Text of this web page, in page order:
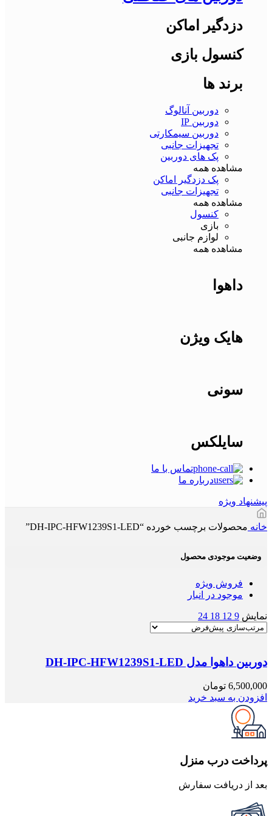
دزدگیر اماکن
کنسول بازی
برند ها
دوربین آنالوگ
دوربین IP
دوربین سیمکارتی
تجهیزات جانبی
پک های دوربین
مشاهده همه
پک دزدگیر اماکن
تجهیزات جانبی
مشاهده همه
کنسول
بازی
لوازم جانبی
مشاهده همه
داهوا
هایک ویژن
سونی
سایلکس
تماس با ما
درباره ما
پیشنهاد ویژه
خانه محصولات برچسب خورده “DH-IPC-HFW1239S1-LED”
وضعیت موجودی محصول
فروش ویژه
موجود در انبار
نمایش 9
12
18
24
دوربین داهوا مدل DH-IPC-HFW1239S1-LED
6,500,000 تومان
افزودن به سبد خرید
پرداخت درب منزل
بعد از دریافت سفارش